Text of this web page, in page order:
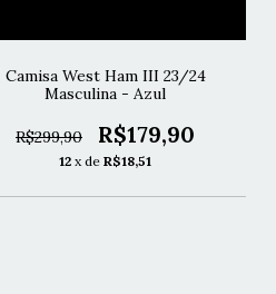
Camisa West Ham III 23/24
Masculina - Azul
R$299,90 R$179,90
12 x de R$18,51